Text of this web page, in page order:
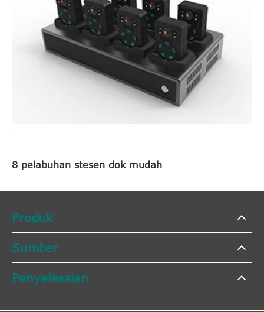
8 pelabuhan stesen dok mudah
Produk
Sumber
Penyelesaian